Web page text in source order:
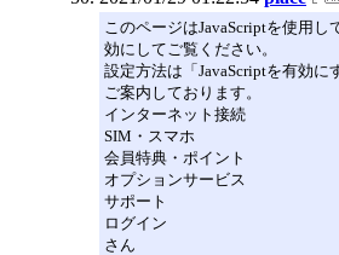
このページはJavaScriptを使用し
効にしてご覧ください。
設定方法は「JavaScriptを有効に
ご案内しております。
インターネット接続
SIM・スマホ
会員特典・ポイント
オプションサービス
サポート
ログイン
さん